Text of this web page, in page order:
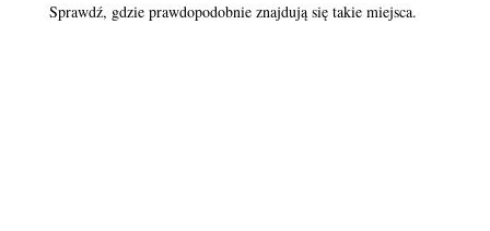
Sprawdź, gdzie prawdopodobnie znajdują się takie miejsca.